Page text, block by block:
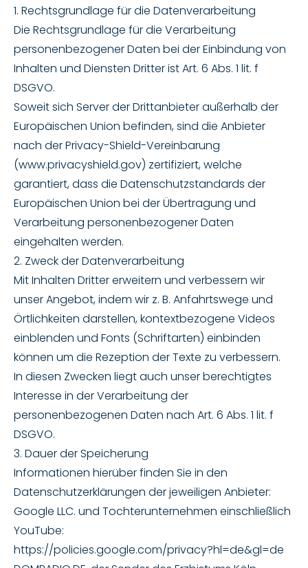
1. Rechtsgrundlage für die Datenverarbeitung
Die Rechtsgrundlage für die Verarbeitung
personenbezogener Daten bei der Einbindung von
Inhalten und Diensten Dritter ist Art. 6 Abs. 1 lit. f
DSGVO.
Soweit sich Server der Drittanbieter außerhalb der
Europäischen Union befinden, sind die Anbieter
nach der Privacy-Shield-Vereinbarung
(www.privacyshield.gov) zertifiziert, welche
garantiert, dass die Datenschutzstandards der
Europäischen Union bei der Übertragung und
Verarbeitung personenbezogener Daten
eingehalten werden.
2. Zweck der Datenverarbeitung
Mit Inhalten Dritter erweitern und verbessern wir
unser Angebot, indem wir z. B. Anfahrtswege und
Örtlichkeiten darstellen, kontextbezogene Videos
einblenden und Fonts (Schriftarten) einbinden
können um die Rezeption der Texte zu verbessern.
In diesen Zwecken liegt auch unser berechtigtes
Interesse in der Verarbeitung der
personenbezogenen Daten nach Art. 6 Abs. 1 lit. f
DSGVO.
3. Dauer der Speicherung
Informationen hierüber finden Sie in den
Datenschutzerklärungen der jeweiligen Anbieter:
Google LLC. und Tochterunternehmen einschließlich
YouTube:
https://policies.google.com/privacy?hl=de&gl=de